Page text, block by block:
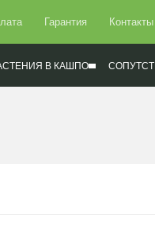
Гарантия Контакты
В КАШПО